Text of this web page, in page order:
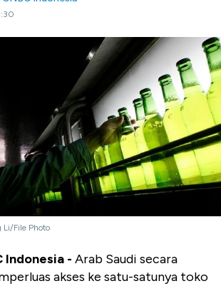
Li/File Photo
Indonesia - Arab Saudi secara
akses ke satu-satunya toko